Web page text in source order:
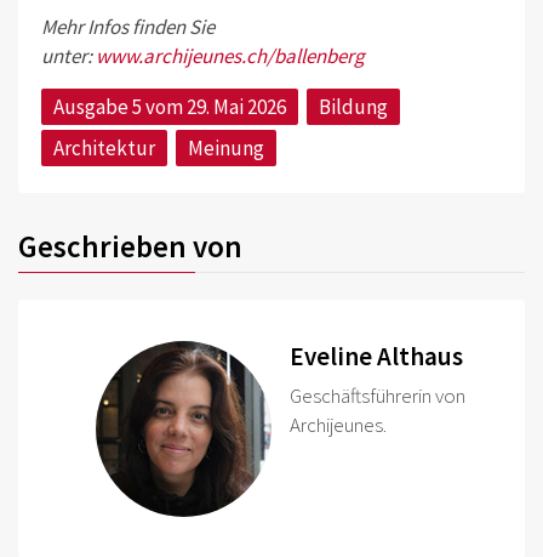
Mehr Infos finden Sie
unter:www.archijeunes.ch/ballenberg
Ausgabe 5 vom 29. Mai 2026
Bildung
Architektur
Meinung
Geschrieben von
Eveline Althaus
Geschäftsführerin von
Archijeunes.